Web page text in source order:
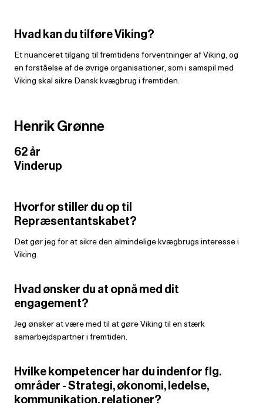
Hvad kan du tilføre Viking?
Et nuanceret tilgang til fremtidens forventninger af Viking, og
en forståelse af de øvrige organisationer, som i samspil med
Viking skal sikre Dansk kvægbrug i fremtiden.
Henrik Grønne
62 år
Vinderup
Hvorfor stiller du op til
Repræsentantskabet?
Det gør jeg for at sikre den almindelige kvægbrugs interesse i
Viking.
Hvad ønsker du at opnå med dit
engagement?
Jeg ønsker at være med til at gøre Viking til en stærk
samarbejdspartner i fremtiden.
Hvilke kompetencer har du indenfor flg.
områder - Strategi, økonomi, ledelse,
kommunikation, relationer?